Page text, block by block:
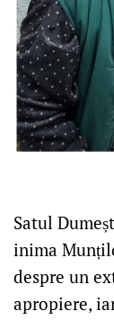
Satul
inima
despre un
apropiere,